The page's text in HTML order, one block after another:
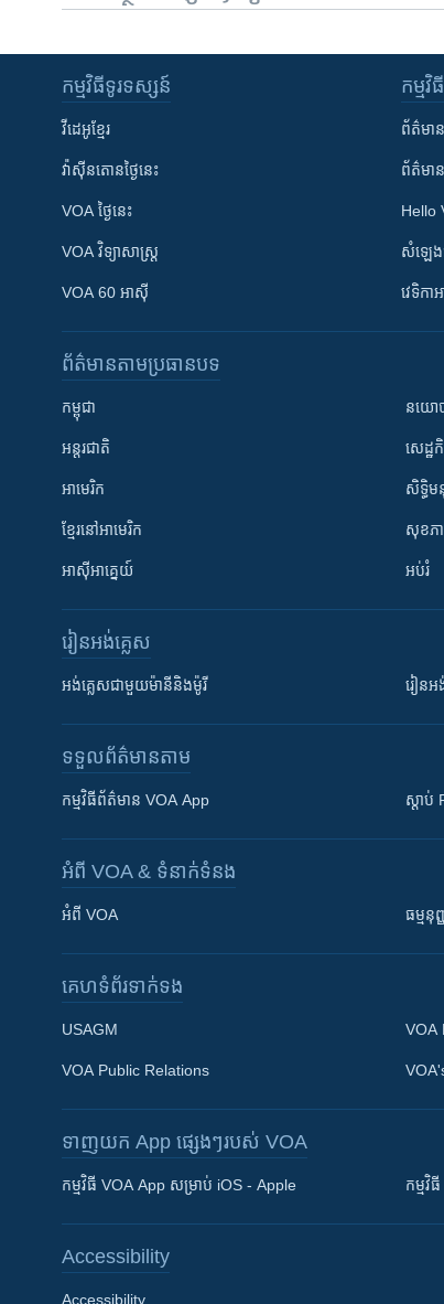
Khmer English
កម្មវិធី​ទូរទស្សន៍
វីដេអូ​ខ្មែរ
វ៉ាស៊ីនតោន​ថ្ងៃ​នេះ
VOA ថ្ងៃនេះ
VOA ​វិទ្យាសាស្ត្រ
VOA 60 អាស៊ី
កម្មវិ
ព័ត៌មា
ព័ត៌មា
Hello
សំឡេង​
វេទិកា​
ព័ត៌មាន​តាមប្រធានបទ​
កម្ពុជា
អន្តរជាតិ
អាមេរិក
ខ្មែរ​នៅអាមេរិក
អាស៊ីអាគ្នេយ៍
នយោ
សេដ្ឋកិ
សិទ្ធិ
សុខភ
អប់រំ
រៀន​​អង់គ្លេស
អង់គ្លេស​ជាមួយ​ម៉ានី​និង​ម៉ូរី រៀន​​​​​​អ
ទទួល​ព័ត៌មាន​តាម
កម្មវិធី​ព័ត៌មាន VOA App ស្តាប់
អំពី​ VOA & ទំនាក់ទំនង
អំពី​ VOA ធម្មនុ
គេហទំព័រ​​ទាក់ទង
USAGM
VOA Public Relations
VOA
ទាញយក​ App ផ្សេងៗ​របស់​ VOA
កម្មវិធី​ VOA App សម្រាប់ iOS - Apple កម្មវិ
Accessibility
Accessibility